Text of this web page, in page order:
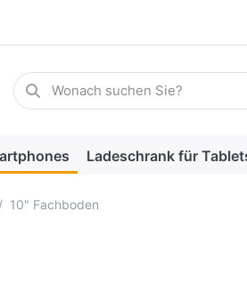
Geben Sie einen Suchbegriff ein.
Ladeschrank für
10" Fachboden